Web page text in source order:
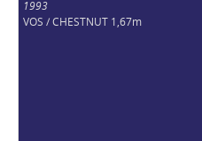
1993
VOS / CHESTNUT 1,67m